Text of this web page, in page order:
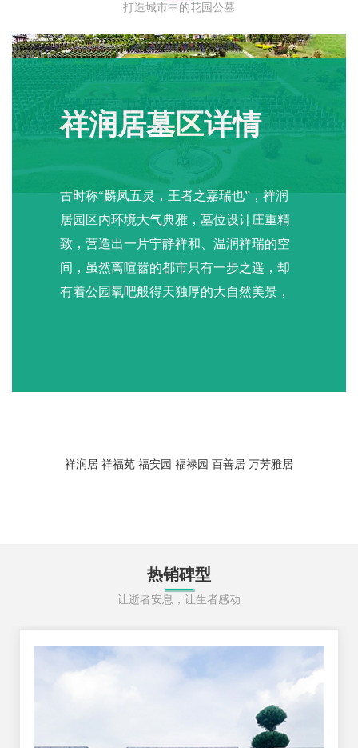
打造城市中的花园公墓
祥润居墓区详情
古时称“麟凤五灵，王者之嘉瑞也”，祥润
居园区内环境大气典雅，墓位设计庄重精
致，营造出一片宁静祥和、温润祥瑞的空
间，虽然离喧嚣的都市只有一步之遥，却
有着公园氧吧般得天独厚的大自然美景，
祥润居 祥福苑 福安园 福禄园 百善居 万芳雅居
热销碑型
让逝者安息，让生者感动